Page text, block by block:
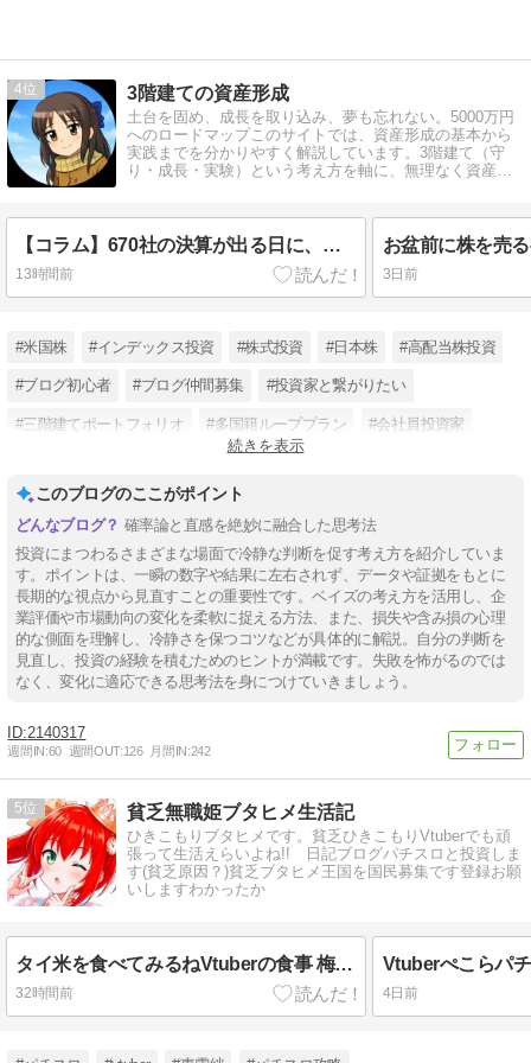
4 3階建ての資産形成
土台を固め、成長を取り込み、夢も忘れない。5000万円
へのロードマップこのサイトでは、資産形成の基本から
実践までを分かりやすく解説しています。3階建て（守
り・成長・実験）という考え方を軸に、無理なく資産を
【コラム】670社の決算が出る日に、何を見ないか｜決算ラッシュは情報量より順番
13時間前 3日前
#米国株 #インデックス投資 #株式投資 #日本株 #高配当株投資
#ブログ初心者 #ブログ仲間募集 #投資家と繋がりたい
#三階建てポートフォリオ #多国籍ループプラン #会社員投資家
続きを表示
このブログのここがポイント
確率論と直感を絶妙に融合した思考法
投資にまつわるさまざまな場面で冷静な判断を促す考え方を紹介していま
す。ポイントは、一瞬の数字や結果に左右されず、データや証拠をもとに
長期的な視点から見直すことの重要性です。ベイズの考え方を活用し、企
業評価や市場動向の変化を柔軟に捉える方法、また、損失や含み損の心理
的な側面を理解し、冷静さを保つコツなどが具体的に解説。自分の判断を
見直し、投資の経験を積むためのヒントが満載です。失敗を怖がるのでは
なく、変化に適応できる思考法を身につけていきましょう。
2140317
週間IN:60 週間OUT:126 月間IN:242
5 貧乏無職姫ブタヒメ生活記
ひきこもりブタヒメです。貧乏ひきこもりVtuberでも頑
張って生活えらいよね!! 日記ブログパチスロと投資しま
す(貧乏原因？)貧乏ブタヒメ王国を国民募集です登録お願
いしますわかったか
タイ米を食べてみるねVtuberの食事 梅あかり
32時間前
Vtuberぺこらパ
4日前